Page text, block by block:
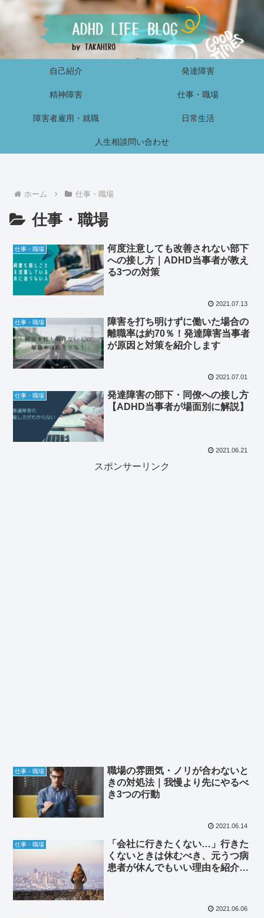
自己紹介 発達障害
精神障害 仕事・職場
障害者雇用・就職 日常生活
人生相談問い合わせ
ホーム 仕事・職場
仕事・職場
仕事・職場
何度注意しても改善されない部下
への接し方｜ADHD当事者が教え
る3つの対策
2021.07.13
仕事・職場
障害を打ち明けずに働いた場合の
離職率は約70％！発達障害当事者
が原因と対策を紹介します
2021.07.01
仕事・職場
発達障害の部下・同僚への接し方
【ADHD当事者が場面別に解説】
2021.06.21
スポンサーリンク
仕事・職場
職場の雰囲気・ノリが合わないと
きの対処法｜我慢より先にやるべ
き3つの行動
2021.06.14
仕事・職場
「会社に行きたくない…」行きた
くないときは休むべき、元うつ病
患者が休んでもいい理由を紹介し
2021.06.06